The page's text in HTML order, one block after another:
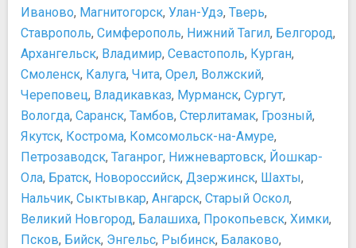
Лофт Проект Этажи
Мемориальный комплекс «Подводная лодка Д-2
“Народоволец”»
Мемориальный Музей-Дача А.С.Пушкина
Музей Анны Ахматовой
Музей Арктики и Антарктики
Музей В.В. Набокова
Музей ЛабиринтУм
Музей М. В. Ломоносова
Музей микроминиатюры
Музей политической истории России
Музей русской водки
Ночные прогулки
Об автобусных экскурсиях
Об экскурсиях по рекам и каналам
Популярные антикафе в Санкт-Петербурге
Экономим в Петербурге — как правильно купить билет в
театр
Покупки
Сувениры
Еда и напитки
Где питаться туристу
Не ешьте в подозрительных места
Транспорт
График разводки мостов 2016
Иваново, Магнитогорск, Улан-Удэ, Тверь,
Ставрополь, Симферополь, Нижний Тагил, Белгород,
Архангельск, Владимир, Севастополь, Курган,
Смоленск, Калуга, Чита, Орел, Волжский,
Череповец, Владикавказ, Мурманск, Сургут,
Вологда, Саранск, Тамбов, Стерлитамак, Грозный,
Якутск, Кострома, Комсомольск-на-Амуре,
Петрозаводск, Таганрог, Нижневартовск, Йошкар-
Ола, Братск, Новороссийск, Дзержинск, Шахты,
Нальчик, Сыктывкар, Ангарск, Старый Оскол,
Великий Новгород, Балашиха, Прокопьевск, Химки,
Псков, Бийск, Энгельс, Рыбинск, Балаково,